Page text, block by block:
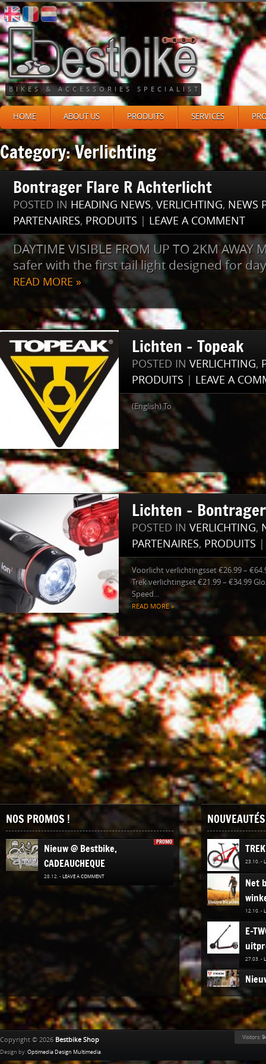
BIKES & ACCESSORIES SPECIALIST
HOME ABOUT US PRODUITS SERVICES
Category: Verlichting
Bontrager Flare R Achterlicht
POSTED IN HEADING NEWS, VERLICHTING, NEWS
PARTENAIRES, PRODUITS LEAVE A COMMENT
DAYTIME VISIBLE FROM UP TO 2KM
safer with the first tail light designed for
READ MORE »
Lichten – Topeak
POSTED IN VERLICHTING,
PRODUITS
LEAVE A
(English) To
Lichten – Bontrager
POSTED IN VERLICHTING,
PARTENAIRES, PRODUITS
Voorlicht verlichtingsset €26.99 –
Trek verlichtingset €21.99 – €34.99
Speed...
READ MORE »
NOS PROMOS !
PROMO
Nieuw @ Bestbike,
CADEAUCHEQUE
28.12. - LEAVE A COMMENT
23.10. -
Net
12.10. -
E-
27.03. -
02.11. -
Copyright © 2026 Bestbike Shop
Design by: Optimedia Design Multimedia.
Visitors: